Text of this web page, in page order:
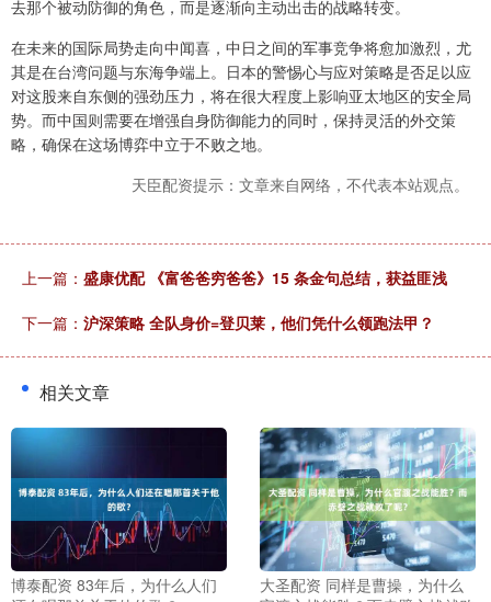
去那个被动防御的角色，而是逐渐向主动出击的战略转变。
在未来的国际局势走向中闻喜，中日之间的军事竞争将愈加激烈，尤
其是在台湾问题与东海争端上。日本的警惕心与应对策略是否足以应
对这股来自东侧的强劲压力，将在很大程度上影响亚太地区的安全局
势。而中国则需要在增强自身防御能力的同时，保持灵活的外交策
略，确保在这场博弈中立于不败之地。
天臣配资提示：文章来自网络，不代表本站观点。
上一篇： 盛康优配 《富爸爸穷爸爸》15 条金句总结，获益匪浅
下一篇： 沪深策略 全队身价=登贝莱，他们凭什么领跑法甲？
相关文章
博泰配资 83年后，为什么人们
大圣配资 同样是曹操，为什么